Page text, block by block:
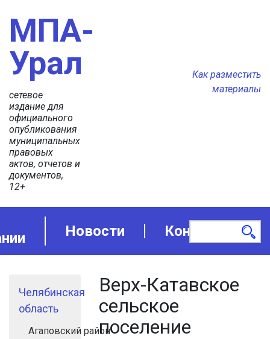
МПА-
Урал
сетевое
издание для
официального
опубликования
муниципальных
правовых
актов, отчетов и
документов,
12+
Как разместить
материалы
Новости Контакты
Челябинская
область
Агаповский район
Верх-Катавское
сельское
поселение